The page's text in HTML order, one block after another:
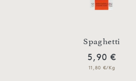
Spaghetti
5,90 €
11,80 €/Kg